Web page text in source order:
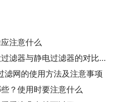
注意什么
有经验的人为您带来普通款过滤器与静电过滤器的对比介绍
网的使用方法及注意事项
？使用时要注意什么